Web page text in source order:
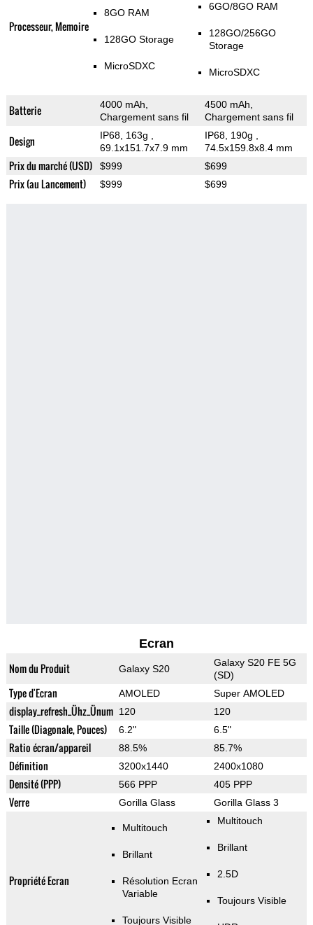
Processeur, Memoire
8GO RAM
128GO Storage
MicroSDXC
6GO/8GO RAM
128GO/256GO
Storage
MicroSDXC
Batterie
4000 mAh,
Chargement sans fil
4500 mAh,
Chargement sans fil
Design IP68, 163g
69.1x151.7x7.9 mm
IP68, 190g
74.5x159.8x8.4 mm
Prix du marché (USD) $999 $699
Prix (au Lancement) $999 $699
Ecran
Nom du Produit Galaxy S20
Galaxy S20 FE 5G
(SD)
Type d'Ecran AMOLED Super AMOLED
display_refresh_Ühz_Ünum 120 120
Taille (Diagonale, Pouces) 6.2" 6.5"
Ratio écran/appareil 88.5% 85.7%
Définition 3200x1440 2400x1080
Densité (PPP) 566 PPP 405 PPP
Verre Gorilla Glass Gorilla Glass 3
Propriété Ecran
Multitouch
Brillant
Résolution Ecran
Variable
Toujours Visible
Multitouch
Brillant
2.5D
Toujours Visible